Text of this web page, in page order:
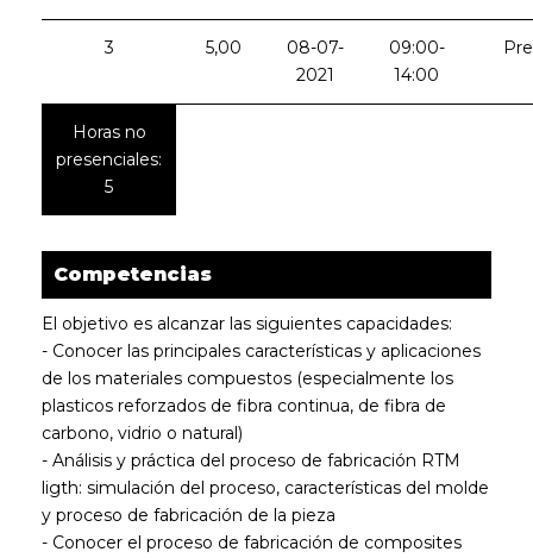
3 5,00
08-07-
2021
09:00-
14:00
Horas no
presenciales:
5
Competencias
El objetivo es alcanzar las siguientes capacidades:
- Conocer las principales características y aplicaciones
de los materiales compuestos (especialmente los
plasticos reforzados de fibra continua, de fibra de
carbono, vidrio o natural)
- Análisis y práctica del proceso de fabricación RTM
ligth: simulación del proceso, características del molde
y proceso de fabricación de la pieza
- Conocer el proceso de fabricación de composites